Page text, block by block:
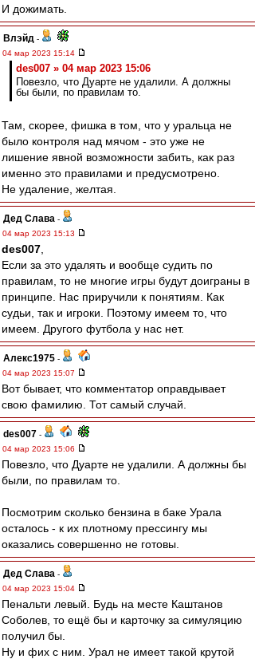
И дожимать.
Влэйд -
04 мар 2023 15:14
des007 » 04 мар 2023 15:06
Повезло, что Дуарте не удалили. А должны
бы были, по правилам то.
Там, скорее, фишка в том, что у уральца не
было контроля над мячом - это уже не
лишение явной возможности забить, как раз
именно это правилами и предусмотрено.
Не удаление, желтая.
Дед Слава -
04 мар 2023 15:13
des007
Если за это удалять и вообще судить по
правилам, то не многие игры будут доиграны в
принципе. Нас приручили к понятиям. Как
судьи, так и игроки. Поэтому имеем то, что
имеем. Другого футбола у нас нет.
Алекс1975 -
04 мар 2023 15:07
Вот бывает, что комментатор оправдывает
свою фамилию. Тот самый случай.
des007 -
04 мар 2023 15:06
Повезло, что Дуарте не удалили. А должны бы
были, по правилам то.
Посмотрим сколько бензина в баке Урала
осталось - к их плотному прессингу мы
оказались совершенно не готовы.
Дед Слава -
04 мар 2023 15:04
Пенальти левый. Будь на месте Каштанов
Соболев, то ещё бы и карточку за симуляцию
получил бы.
Ну и фих с ним. Урал не имеет такой крутой